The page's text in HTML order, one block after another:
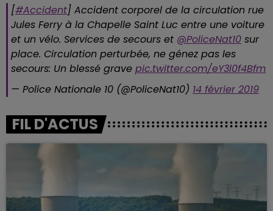
[#Accident] Accident corporel de la circulation rue
Jules Ferry à la Chapelle Saint Luc entre une voiture
et un vélo. Services de secours et @PoliceNat10 sur
place. Circulation perturbée, ne génez pas les
secours: Un blessé grave pic.twitter.com/eY3l0f4Bfm
— Police Nationale 10 (@PoliceNat10) 14 février 2019
FIL D'ACTUS